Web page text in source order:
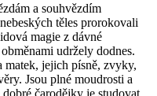
a souhvězdím
těles prorokovali
magie z dávné
udržely dodnes.
matek, jejich písně, zvyky,
Jsou plné moudrosti a
čarodějky je studovat